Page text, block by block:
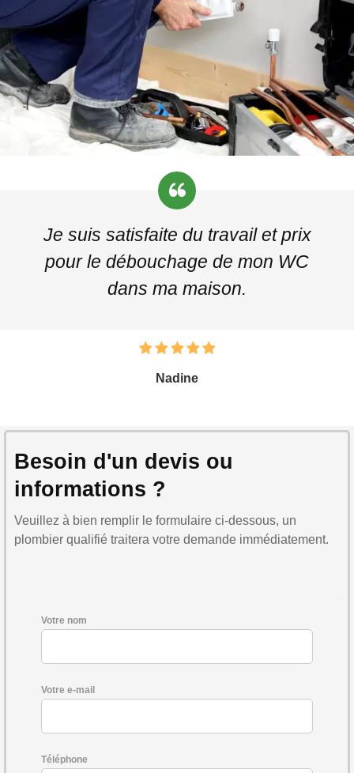
Je suis satisfaite du travail et prix
pour le débouchage de mon WC
dans ma maison.
Nadine
Besoin d'un devis ou
informations ?
Veuillez à bien remplir le formulaire ci-dessous, un
plombier qualifié traitera votre demande immédiatement.
Votre nom
Votre e-mail
Téléphone